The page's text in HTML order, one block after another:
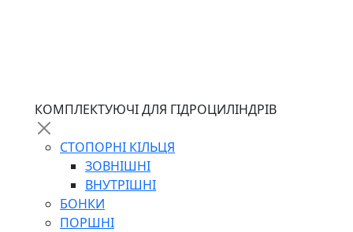
КОМПЛЕКТУЮЧІ ДЛЯ ГІДРОЦИЛІНДРІВ
СТОПОРНІ КІЛЬЦЯ
ЗОВНІШНІ
ВНУТРІШНІ
БОНКИ
ПОРШНІ